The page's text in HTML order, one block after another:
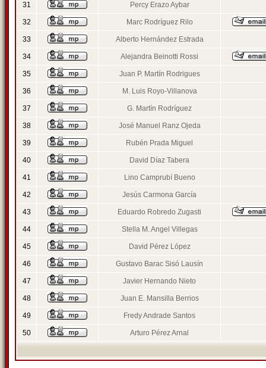
31 Percy Erazo Aybar
32 Marc Rodríguez Rilo
33 Alberto Hernández Estrada
34 Alejandra Beinotti Rossi
35 Juan P. Martín Rodrigues
36 M. Luis Royo-Villanova
37 G. Martín Rodríguez
38 José Manuel Ranz Ojeda
39 Rubén Prada Miguel
40 David Díaz Tabera
41 Lino Camprubí Bueno
42 Jesús Carmona García
43 Eduardo Robredo Zugasti
44 Stella M. Angel Villegas
45 David Pérez López
46 Gustavo Barac Sisó Lausín
47 Javier Hernando Nieto
48 Juan E. Mansilla Berrios
49 Fredy Andrade Santos
50 Arturo Pérez Arnal